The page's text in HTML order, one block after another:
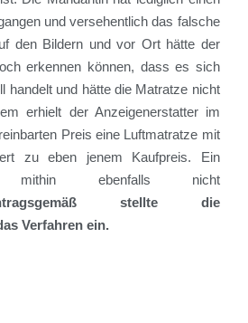
und versehentlich das falsche
den Bildern und vor Ort hätte der
erkennen können, dass es sich
handelt und hätte die Matratze nicht
erhielt der Anzeigenerstatter im
Preis eine Luftmatratze mit
zu eben jenem Kaufpreis. Ein
ebenfalls nicht
stellte die
Verfahren ein.